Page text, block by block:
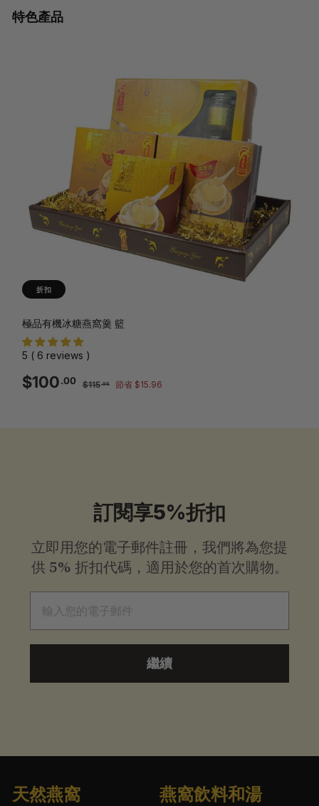
特色產品
折扣
極品有機冰糖燕窩羹 籃
5 ( 6 reviews )
銷
售
$100.00$100.00
般
$115.96$115.96
節省 $15.96
訂閱享5%折扣
立即用您的電子郵件註冊，我們將為您提
供 5% 折扣代碼，適用於您的首次購物。
繼續
天然燕窩 燕窩飲料和湯